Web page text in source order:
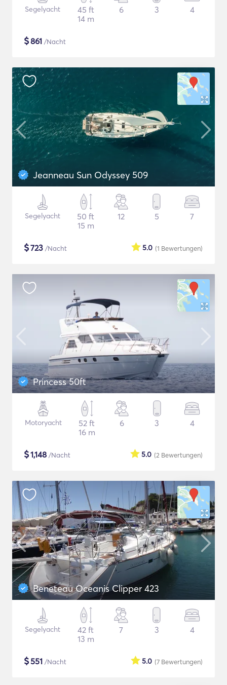
Segelyacht
45 ft
14 m
6 3 4
$861 /Nacht
Jeanneau Sun Odyssey 509
Segelyacht
50 ft
15 m
12 5 7
$723 /Nacht (1 Bewertungen)
5.0
Princess 50ft
Motoryacht
52 ft
16 m
6 3 4
$1,148 /Nacht (2 Bewertungen)
5.0
Beneteau Oceanis Clipper 423
Segelyacht
42 ft
13 m
7 3 4
$551 /Nacht (7 Bewertungen)
5.0